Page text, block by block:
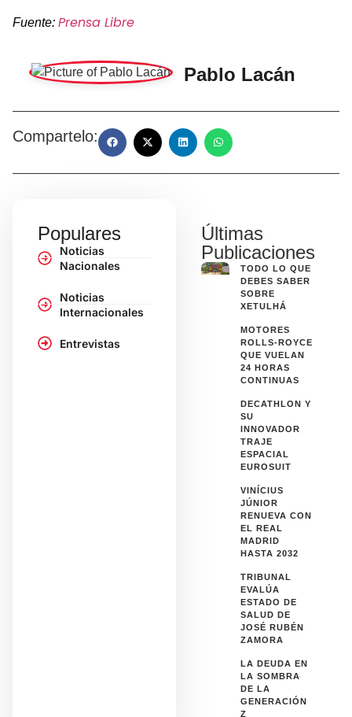
Fuente: Prensa Libre
Pablo Lacán
Compartelo:
Populares
Noticias
Nacionales
Noticias
Internacionales
Entrevistas
Últimas
Publicaciones
TODO LO QUE
DEBES SABER
SOBRE
XETULHÁ
MOTORES
ROLLS-ROYCE
QUE VUELAN
24 HORAS
CONTINUAS
DECATHLON Y
SU
INNOVADOR
TRAJE
ESPACIAL
EUROSUIT
VINÍCIUS
JÚNIOR
RENUEVA CON
EL REAL
MADRID
HASTA 2032
TRIBUNAL
EVALÚA
ESTADO DE
SALUD DE
JOSÉ RUBÉN
ZAMORA
LA DEUDA EN
LA SOMBRA
DE LA
GENERACIÓN
Z